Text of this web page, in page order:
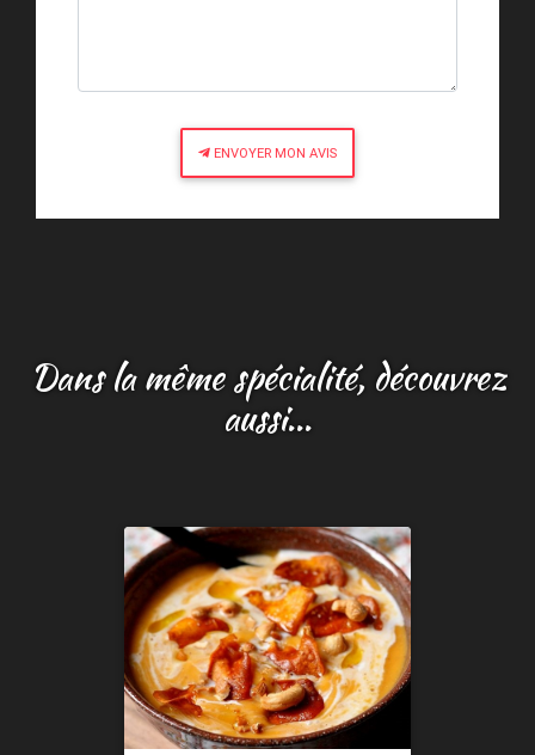
ENVOYER MON AVIS
Dans la même spécialité, découvrez
aussi...